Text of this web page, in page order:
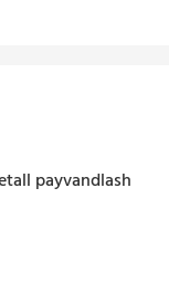
payvandlash